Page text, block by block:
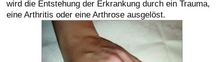
wird die Entstehung der Erkrankung durch ein Trauma,
eine Arthritis oder eine Arthrose ausgelöst.